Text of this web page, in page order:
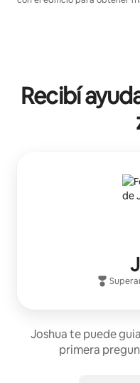
Recibí
Joshua te puede
primera